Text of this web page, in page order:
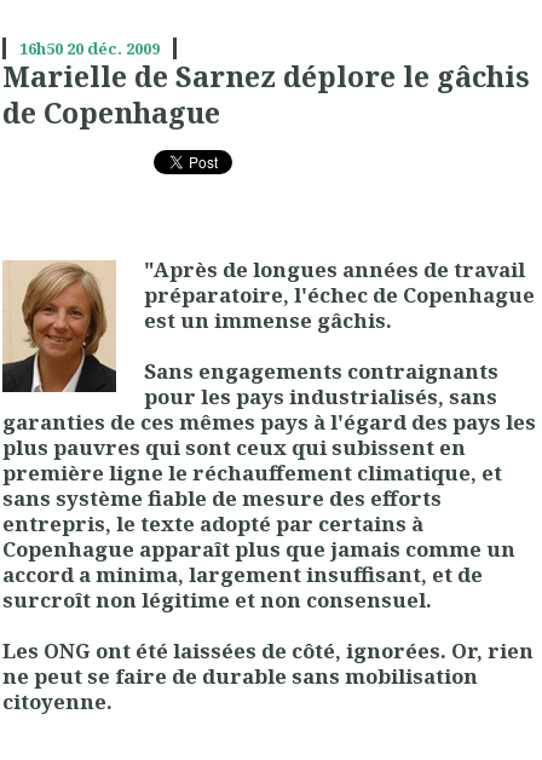
16h50 20 déc. 2009
Marielle de Sarnez déplore le gâchis
de Copenhague
"Après de longues années de travail
préparatoire, l'échec de Copenhague
est un immense gâchis.
Sans engagements contraignants
pour les pays industrialisés, sans
garanties de ces mêmes pays à l'égard des pays les
plus pauvres qui sont ceux qui subissent en
première ligne le réchauffement climatique, et
sans système fiable de mesure des efforts
entrepris, le texte adopté par certains à
Copenhague apparaît plus que jamais comme un
accord a minima, largement insuffisant, et de
surcroît non légitime et non consensuel.
Les ONG ont été laissées de côté, ignorées. Or, rien
ne peut se faire de durable sans mobilisation
citoyenne.